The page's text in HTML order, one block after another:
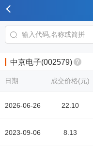
中京电子(002579)
日期
2026-06-26
2023-09-06
成交价格(元)
22.10
8.13